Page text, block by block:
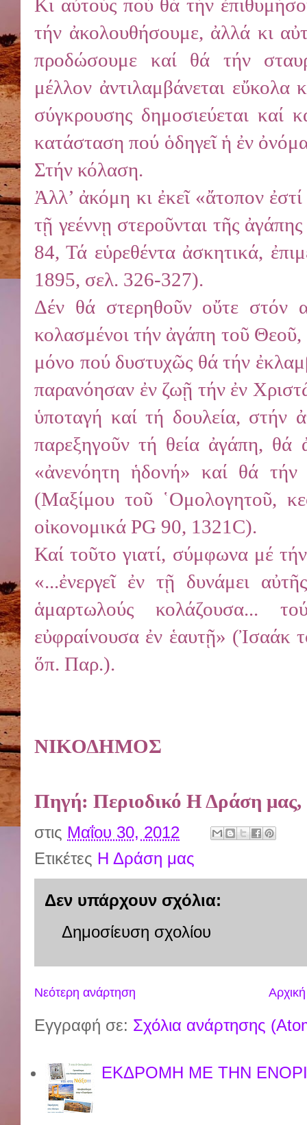
Κι αὐτούς πού θά τήν
τήν ἀκολουθήσουμε, ἀλλά κι
προδώσουμε καί θά τήν
μέλλον ἀντιλαμβάνεται εὔκολα
σύγκρουσης δημοσιεύεται καί
κατάσταση πού ὁδηγεῖ ἡ ἐν
Στήν κόλαση.
Ἀλλ’ ἀκόμη κι ἐκεῖ «ἄτοπον
τῇ γεέννῃ στεροῦνται τῆς
84, Τά εὑρεθέντα ἀσκητικά,
1895, σελ. 326-327).
Δέν θά στερηθοῦν οὔτε στόν
κολασμένοι τήν ἀγάπη τοῦ
μόνο πού δυστυχῶς θά τήν
παρανόησαν ἐν ζωῇ τήν ἐν
ὑποταγή καί τή δουλεία, στήν
παρεξηγοῦν τή θεία ἀγάπη, θά
«ἀνενόητη ἡδονή» καί θά τήν
(Μαξίμου τοῦ ῾Ομολογητοῦ,
οἰκονομικά PG 90, 1321C).
Καί τοῦτο γιατί, σύμφωνα μέ
«...ἐνεργεῖ ἐν τῇ δυνάμει
ἁμαρτωλούς κολάζουσα...
εὐφραίνουσα ἐν ἑαυτῇ» (Ἰσαάκ
ὅπ. Παρ.).
ΝΙΚΟΔΗΜΟΣ
Πηγή: Περιοδικό Η Δράση
στις Μαΐου 30, 2012
Ετικέτες Η Δράση μας
Δεν υπάρχουν σχόλια:
Δημοσίευση σχολίου
Νεότερη ανάρτηση
Εγγραφή σε: Σχόλια ανάρτησης
ΕΚΔΡΟΜΗ ΜΕ ΤΗΝ